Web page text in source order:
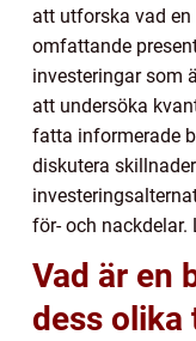
att utforska vad en
omfattande
investeringar som
att undersöka
fatta informerade
diskutera
för- och nackdelar.
Vad är en
dess olika